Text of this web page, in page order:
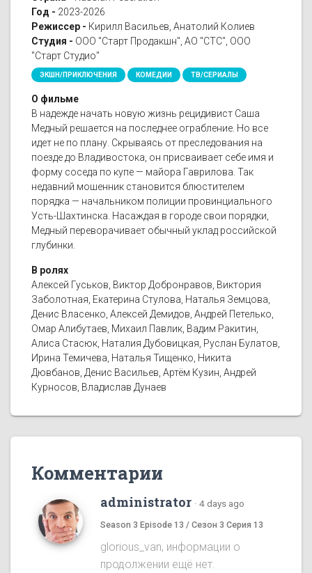
Год - 2023-2026
Режиссер - Кирилл Васильев, Анатолий Колиев
Студия - ООО "Старт Продакшн", АО "СТС", ООО
"Старт Студио"
ЭКШН/ПРИКЛЮЧЕНИЯ КОМЕДИИ ТВ/СЕРИАЛЫ
О фильме
В надежде начать новую жизнь рецидивист Саша
Медный решается на последнее ограбление. Но все
идет не по плану. Скрываясь от преследования на
поезде до Владивостока, он присваивает себе имя и
форму соседа по купе — майора Гаврилова. Так
недавний мошенник становится блюстителем
порядка — начальником полиции провинциального
Усть-Шахтинска. Насаждая в городе свои порядки,
Медный переворачивает обычный уклад российской
глубинки.
В ролях
Алексей Гуськов, Виктор Добронравов, Виктория
Заболотная, Екатерина Стулова, Наталья Земцова,
Денис Власенко, Алексей Демидов, Андрей Петелько,
Омар Алибутаев, Михаил Павлик, Вадим Ракитин,
Алиса Стасюк, Наталия Дубовицкая, Руслан Булатов,
Ирина Темичева, Наталья Тищенко, Никита
Дювбанов, Денис Васильев, Артём Кузин, Андрей
Курносов, Владислав Дунаев
Комментарии
administrator · 4 days ago
Season 3 Episode 13 / Сезон 3 Серия 13
glorious_van, информации о
продолжении ещё нет.